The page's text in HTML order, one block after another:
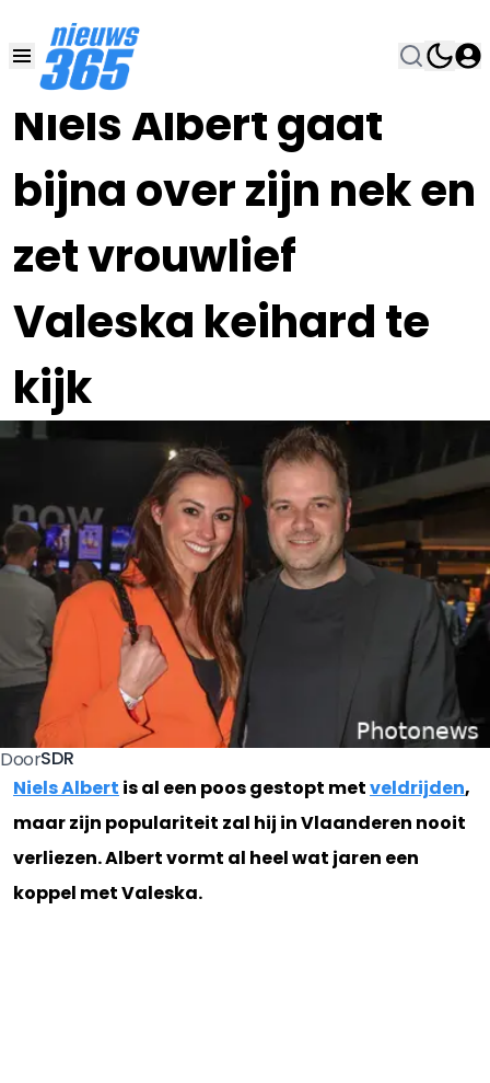
Niels Albert gaat
bijna over zijn nek en
zet vrouwlief
Valeska keihard te
kijk
24 SEP 2023, 16:45
DoorSDR
Niels Albert is al een poos gestopt metveldrijden,
maar zijn populariteit zal hij in Vlaanderen nooit
verliezen. Albert vormt al heel wat jaren een
koppel met Valeska.